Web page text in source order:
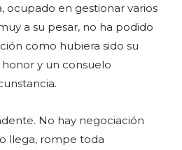
ocupado en gestionar varios
a su pesar, no ha podido
como hubiera sido su
y un consuelo
No hay negociación
llega, rompe toda